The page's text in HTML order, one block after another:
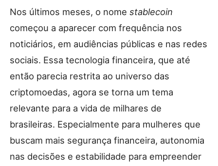
Nos últimos meses, o nome stablecoin
começou a aparecer com frequência nos
noticiários, em audiências públicas e nas redes
sociais. Essa tecnologia financeira, que até
então parecia restrita ao universo das
criptomoedas, agora se torna um tema
relevante para a vida de milhares de
brasileiras. Especialmente para mulheres que
buscam mais segurança financeira, autonomia
nas decisões e estabilidade para empreender